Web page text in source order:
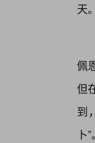
天。
佩
但
到
卜”。